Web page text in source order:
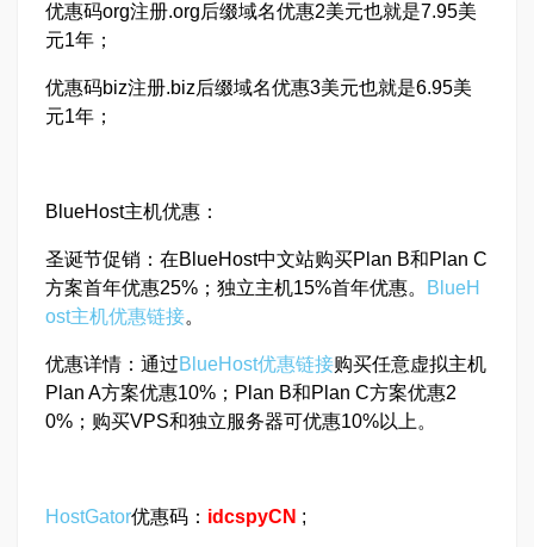
优惠码org注册.org后缀域名优惠2美元也就是7.95美
元1年；
优惠码biz注册.biz后缀域名优惠3美元也就是6.95美
元1年；
BlueHost主机优惠：
圣诞节促销：在BlueHost中文站购买Plan B和Plan C
方案首年优惠25%；独立主机15%首年优惠。
BlueH
ost主机优惠链接。
优惠详情：通过BlueHost优惠链接购买任意虚拟主机
Plan A方案优惠10%；Plan B和Plan C方案优惠2
0%；购买VPS和独立服务器可优惠10%以上。
HostGator优惠码： idcspyCN ;